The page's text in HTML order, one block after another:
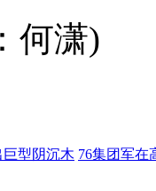
潇)
型阴沉木 76集团军在